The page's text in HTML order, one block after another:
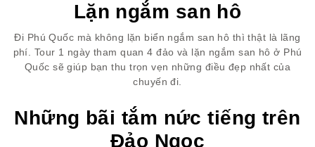
Lặn ngắm san hô
Đi Phú Quốc mà không lặn biển ngắm san hô thì thật là lãng
phí. Tour 1 ngày tham quan 4 đảo và lặn ngắm san hô ở Phú
Quốc sẽ giúp bạn thu trọn vẹn những điều đẹp nhất của
chuyến đi.
Những bãi tắm nức tiếng trên
Đảo Ngọc